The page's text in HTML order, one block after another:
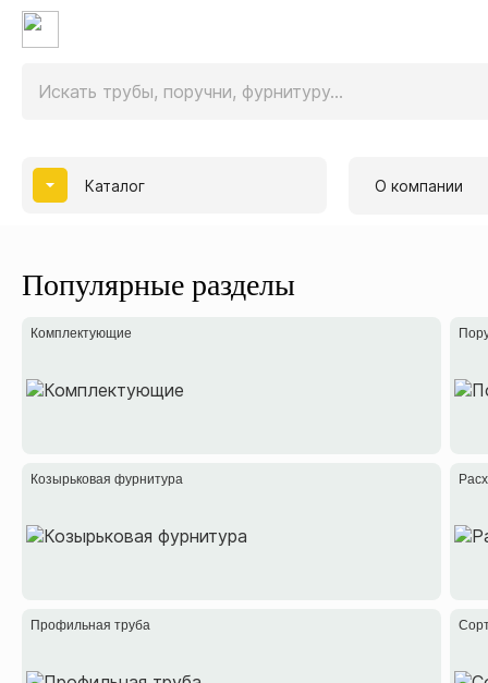
Каталог О компании
Популярные разделы
Комплектующие
Козырьковая фурнитура
Профильная труба